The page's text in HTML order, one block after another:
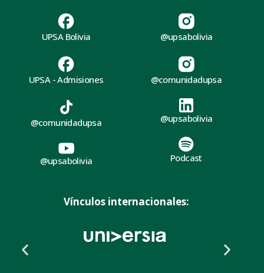
UPSA Bolivia
UPSA - Admisiones
@upsabolivia
@comunidadupsa
@comunidadupsa
@upsabolivia
@upsabolivia
Podcast
Vínculos internacionales: